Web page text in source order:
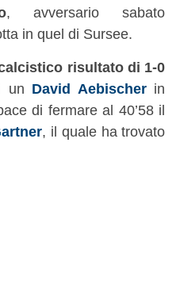
, avversario sabato
in quel di Sursee.
risultato di 1-0
un David Aebischerin
di fermare al 40’58 il
, il quale ha trovato